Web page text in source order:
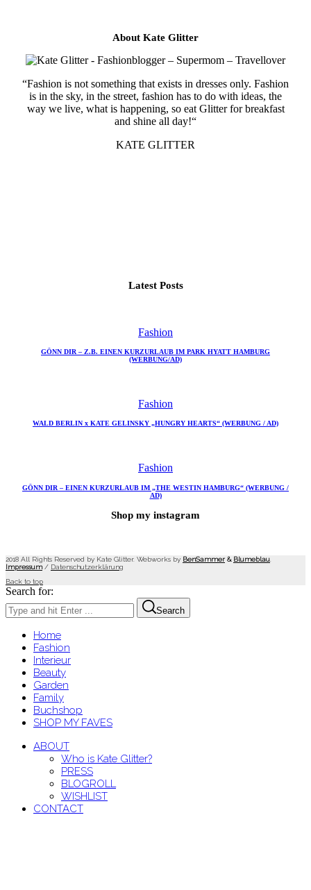
About Kate Glitter
“Fashion is not something that exists in dresses only. Fashion
is in the sky, in the street, fashion has to do with ideas, the
way we live, what is happening, so eat Glitter for breakfast
and shine all day!“
KATE GLITTER
Latest Posts
Fashion
GÖNN DIR – Z.B. EINEN KURZURLAUB IM PARK HYATT HAMBURG
(WERBUNG/AD)
Fashion
WALD BERLIN x KATE GELINSKY „HUNGRY HEARTS“ (WERBUNG / AD)
Fashion
GÖNN DIR – EINEN KURZURLAUB IM „THE WESTIN HAMBURG“ (WERBUNG /
AD)
Shop my instagram
2018 All Rights Reserved by Kate Glitter. Webworks by BenSammer & Blumeblau
Impressum/ Datenschutzerklärung
Back to top
Search for:
Search
Home
Fashion
Interieur
Beauty
Garden
Family
Buchshop
SHOP MY FAVES
ABOUT
Who is Kate Glitter?
PRESS
BLOGROLL
WISHLIST
CONTACT